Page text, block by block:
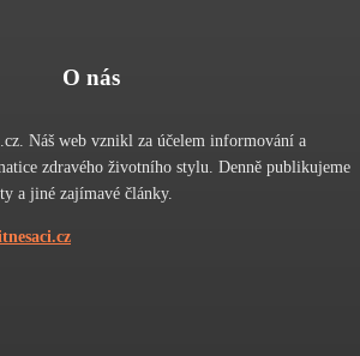
O nás
Náš web vznikl za účelem informování a
zdravého životního stylu. Denně publikujeme
a jiné zajímavé články.